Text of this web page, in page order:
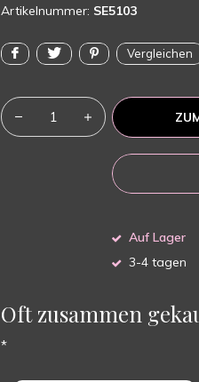
Artikelnummer: SE5103
Vergleichen
Auf Lager
3-4 tagen
Oft zusammen
*